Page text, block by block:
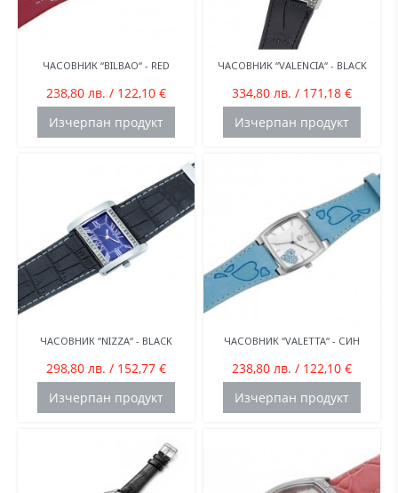
ЧАСОВНИК “BILBAO“ - RED
238,80 лв. / 122,10 €
Изчерпан продукт
ЧАСОВНИК “VALENCIA“ - BLACK
334,80 лв. / 171,18 €
Изчерпан продукт
ЧАСОВНИК “NIZZA“ - BLACK
298,80 лв. / 152,77 €
Изчерпан продукт
ЧАСОВНИК “VALETTA“ - СИН
238,80 лв. / 122,10 €
Изчерпан продукт